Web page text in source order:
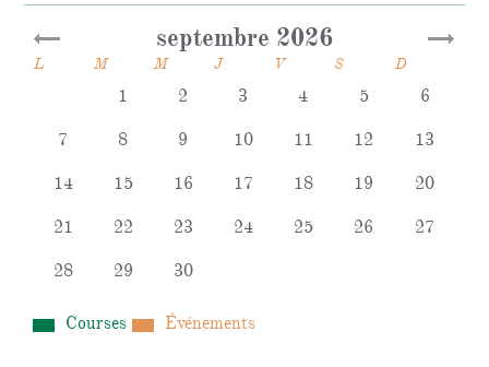
septembre 2026
L M M J V S D
1 2 3 4 5
6
7
8 9 10 11 12
13
14
15 16 17 18 19
20
21
22 23 24 25 26
27
28
29 30
Courses Événements